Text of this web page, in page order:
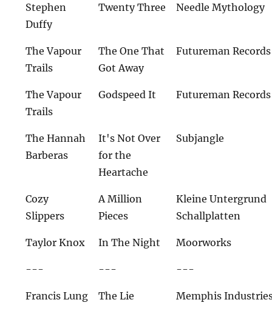
Stephen
Duffy
Twenty Three Needle Mythology
The Vapour
Trails
The One That
Got Away
Futureman Records
The Vapour
Trails
Godspeed It Futureman Records
The Hannah
Barberas
It's Not Over
for the
Heartache
Subjangle
Cozy
Slippers
A Million
Pieces
Kleine Untergrund
Schallplatten
Taylor Knox In The Night Moorworks
--- --- ---
Francis Lung The Lie Memphis